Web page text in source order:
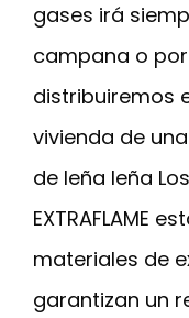
gases irá
campana o
distribuiremos
vivienda de
de leña leña
EXTRAFLAME
materiales de
garantizan un